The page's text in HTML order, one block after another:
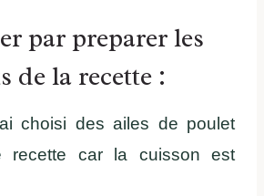
par preparer les
de la recette :
choisi des ailes de poulet
recette car la cuisson est